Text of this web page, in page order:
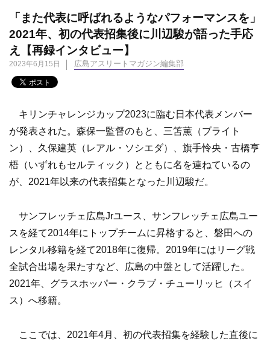
「また代表に呼ばれるようなパフォーマンスを」
2021年、初の代表招集後に川辺駿が語った手応
え【再録インタビュー】
2023年6月15日 広島アスリートマガジン編集部
キリンチャレンジカップ2023に臨む日本代表メンバー
が発表された。森保一監督のもと、三笘薫（ブライト
ン）、久保建英（レアル・ソシエダ）、旗手怜央・古橋亨
梧（いずれもセルティック）とともに名を連ねているの
が、2021年以来の代表招集となった川辺駿だ。
サンフレッチェ広島Jrユース、サンフレッチェ広島ユー
スを経て2014年にトップチームに昇格すると、磐田への
レンタル移籍を経て2018年に復帰。2019年にはリーグ戦
全試合出場を果たすなど、広島の中盤として活躍した。
2021年、グラスホッパー・クラブ・チューリッヒ（スイ
ス）へ移籍。
ここでは、2021年4月、初の代表招集を経験した直後に